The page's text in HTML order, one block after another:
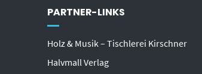
PARTNER-LINKS
Holz & Musik – Tischlerei Kirschner
Halvmall Verlag